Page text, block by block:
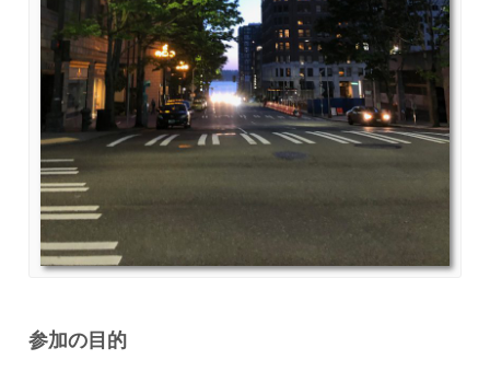
参加の目的